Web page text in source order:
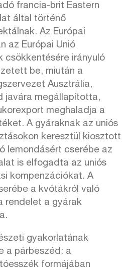
francia-brit Eastern
által történő
Az Európai
az Európai Unió
csökkentésére irányuló
be, miután a
Ausztrália,
javára megállapította,
meghaladja a
A gyáraknak az uniós
keresztül kiosztott
lemondásért cserébe az
is elfogadta az uniós
kompenzációkat. A
a kvótákról való
rendelet a gyárak
gyakorlatának
a párbeszéd: a
formájában